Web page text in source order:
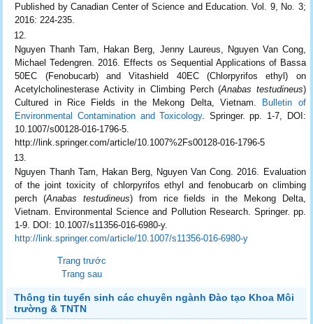
Published by Canadian Center of Science and Education. Vol. 9, No. 3;
2016: 224-235.
Nguyen Thanh Tam, Hakan Berg, Jenny Laureus, Nguyen Van Cong,
Michael Tedengren. 2016. Effects os Sequential Applications of Bassa
50EC (Fenobucarb) and Vitashield 40EC (Chlorpyrifos ethyl) on
Acetylcholinesterase Activity in Climbing Perch (Anabas testudineus)
Cultured in Rice Fields in the Mekong Delta, Vietnam.
Bulletin of
Environmental Contamination and Toxicology. Springer. pp. 1-7, DOI:
10.1007/s00128-016-1796-5.
http://link.springer.com/article/10.1007%2Fs00128-016-1796-5
Nguyen Thanh Tam, Hakan Berg, Nguyen Van Cong. 2016. Evaluation
of the joint toxicity of chlorpyrifos ethyl and fenobucarb on climbing
perch (Anabas testudineus) from rice fields in the Mekong Delta,
Vietnam. Environmental Science and Pollution Research. Springer. pp.
1-9. DOI: 10.1007/s11356-016-6980-y.
http://link.springer.com/article/10.1007/s11356-016-6980-y
Trang trước
Trang sau
Thông tin tuyển sinh các chuyên ngành Đào tạo Khoa Môi
trường & TNTN